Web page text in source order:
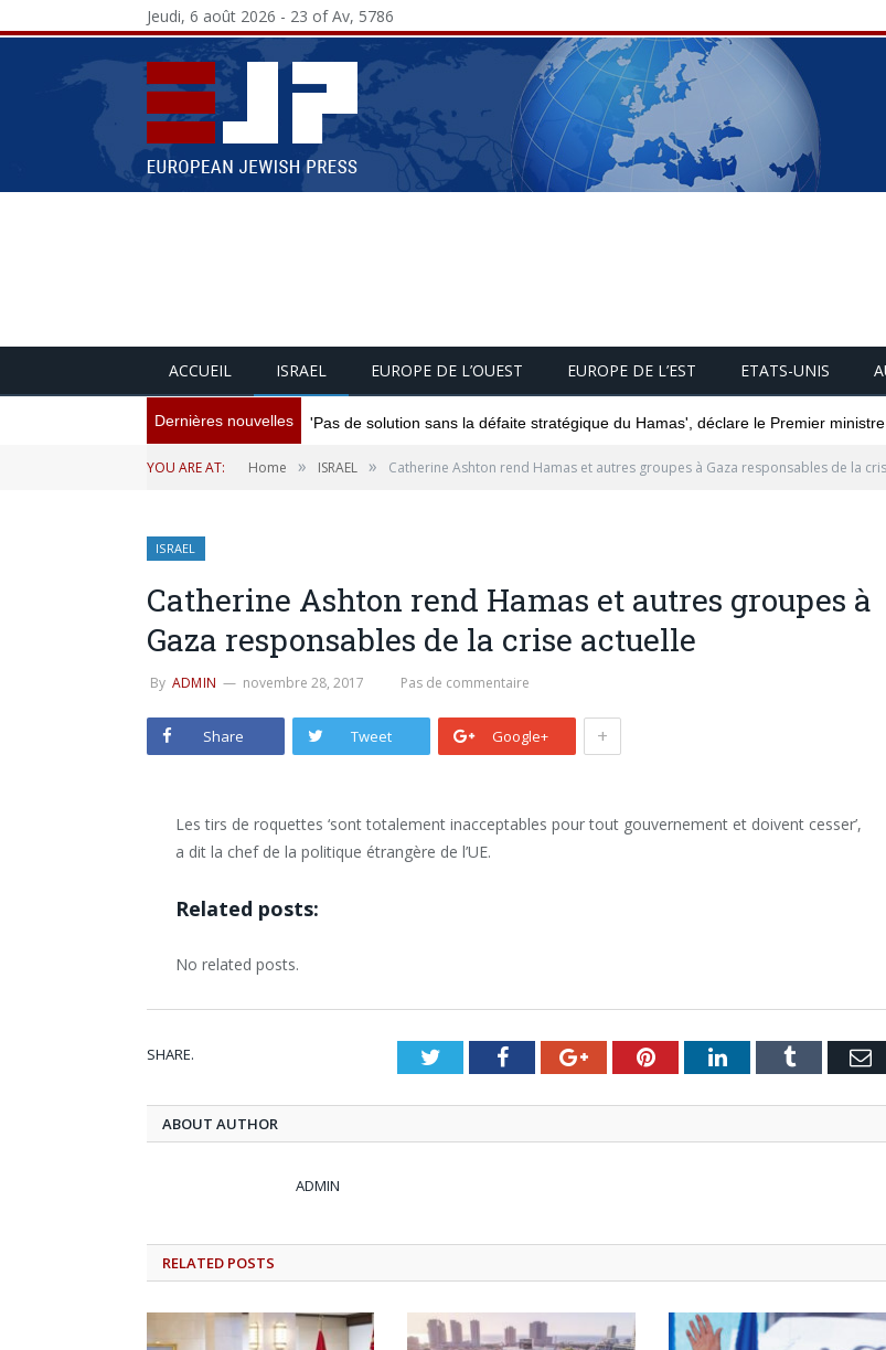
Jeudi, 6 août 2026 - 23 of Av, 5786
ACCUEIL ISRAEL EUROPE DE L’OUEST EUROPE DE L’EST ETATS-UNIS
Dernières nouvelles 'Pas de solution sans la défaite stratégique du Hamas', déclare le Premier
YOU ARE AT: Home » ISRAEL » Catherine Ashton rend Hamas et autres groupes à Gaza responsables de la
ISRAEL
Catherine Ashton rend Hamas et autres groupes à
Gaza responsables de la crise actuelle
By ADMIN novembre 28, 2017 Pas de commentaire
Share Tweet Google+ +
Les tirs de roquettes ‘sont totalement inacceptables pour tout gouvernement et doivent cesser’,
a dit la chef de la politique étrangère de l’UE.
Related posts:
No related posts.
SHARE. TwitterFacebookGoogle+PinterestLinkedInTumblr
ABOUT AUTHOR
ADMIN
RELATED POSTS